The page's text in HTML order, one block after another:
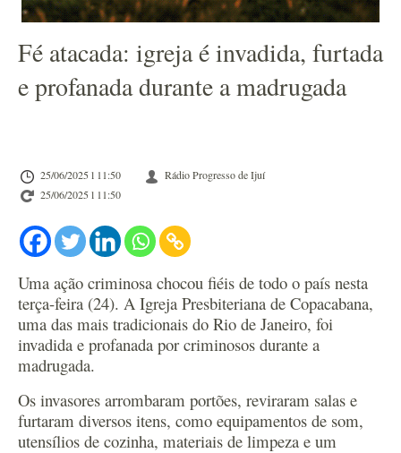
Fé atacada: igreja é invadida, furtada
e profanada durante a madrugada
25/06/2025 l 11:50
Rádio Progresso de Ijuí
25/06/2025 l 11:50
Uma ação criminosa chocou fiéis de todo o país nesta
terça-feira (24). A Igreja Presbiteriana de Copacabana,
uma das mais tradicionais do Rio de Janeiro, foi
invadida e profanada por criminosos durante a
madrugada.
Os invasores arrombaram portões, reviraram salas e
furtaram diversos itens, como equipamentos de som,
utensílios de cozinha, materiais de limpeza e um